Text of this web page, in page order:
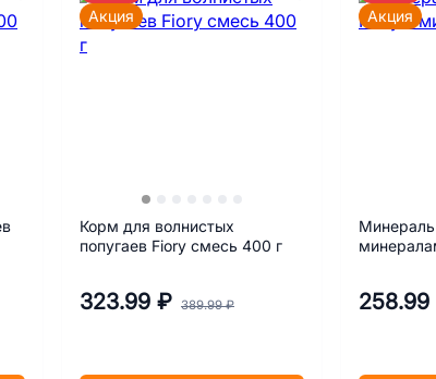
Корм для волнистых
попугаев Fiory смесь 400 г
323.99 ₽ 389.99 ₽
Акция
258.99
Акция